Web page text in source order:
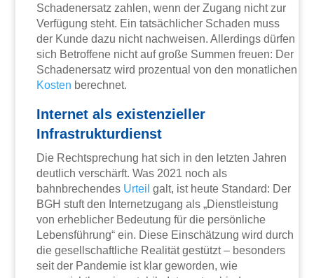
Schadenersatz zahlen, wenn der Zugang nicht zur
Verfügung steht. Ein tatsächlicher Schaden muss
der Kunde dazu nicht nachweisen. Allerdings dürfen
sich Betroffene nicht auf große Summen freuen: Der
Schadenersatz wird prozentual von den monatlichen
Kosten berechnet.
Internet als existenzieller
Infrastrukturdienst
Die Rechtsprechung hat sich in den letzten Jahren
deutlich verschärft. Was 2021 noch als
bahnbrechendes Urteil galt, ist heute Standard: Der
BGH stuft den Internetzugang als „Dienstleistung
von erheblicher Bedeutung für die persönliche
Lebensführung“ ein. Diese Einschätzung wird durch
die gesellschaftliche Realität gestützt – besonders
seit der Pandemie ist klar geworden, wie